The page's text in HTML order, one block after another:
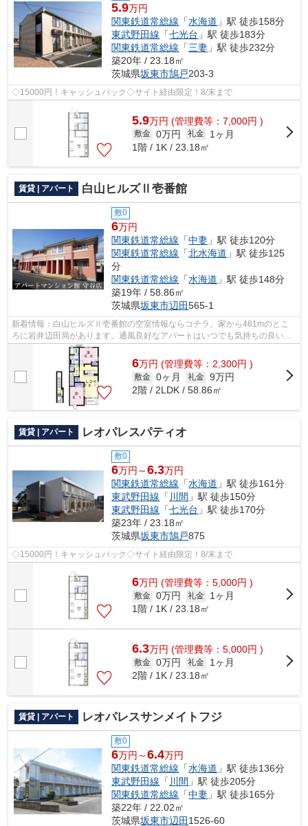
5.9万円
関東鉄道常総線 「水海道 」駅 徒歩158分
東武野田線 「七光台 」駅 徒歩183分
関東鉄道常総線 「三妻 」駅 徒歩232分
築20年 / 23.18㎡
茨城県坂東市鵠戸203-3
◇15000円！キャッシュバック◇サイト経由限定！8/末まで
5.9万円 (管理費等：7,000円 )
敷金 0万円 礼金
1ヶ月
1階 / 1K / 23.18㎡
賃貸 | アパート 白山ヒルズⅡ壱番館
敷0
6万円
関東鉄道常総線 「中妻 」駅 徒歩120分
関東鉄道常総線 「北水海道 」駅 徒歩125
分
関東鉄道常総線 「水海道 」駅 徒歩148分
築19年 / 58.86㎡
茨城県坂東市辺田565-1
新着情報：白山ヒルズⅡ壱番館の空室情報ならコチラ。家から461mのとこ
ろに岩井辺田局があります。通風良好なアパートはいつでも気持ちの良い空
間です。毎日のごみ捨てが楽になる敷地内...
6万円 (管理費等：2,300円 )
敷金 0ヶ月 礼金 9万円
2階 / 2LDK / 58.86㎡
賃貸 | アパート レオパレスパティオ
敷0
6万円～6.3万円
関東鉄道常総線 「水海道 」駅 徒歩161分
東武野田線 「 川間 」駅 徒歩150分
東武野田線 「七光台 」駅 徒歩170分
築23年 / 23.18㎡
茨城県坂東市鵠戸875
◇15000円！キャッシュバック◇サイト経由限定！8/末まで
6万円 (管理費等：5,000円 )
敷金 0万円 礼金
1ヶ月
1階 / 1K / 23.18㎡
6.3万円 (管理費等：5,000円 )
敷金 0万円 礼金
1ヶ月
2階 / 1K / 23.18㎡
賃貸 | アパート レオパレスサンメイトフジ
敷0
6万円～6.4万円
関東鉄道常総線 「水海道 」駅 徒歩136分
東武野田線 「 川間 」駅 徒歩205分
関東鉄道常総線 「中妻 」駅 徒歩165分
築22年 / 22.02㎡
茨城県坂東市辺田 1526-60